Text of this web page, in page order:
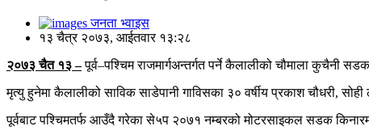
जनता भ्वाइस
१३ चैत्र २०७३, आईतवार १३:२८
२०७३ चैत १३ – पूर्व–पश्चिम राजमार्गअन्तर्गत पर्ने कैलालीको चौमाला कुचैनी
मृत्यु हुनेमा कैलालीको साविक साडेपानी गाविसका ३० वर्षीय प्रकाश चौधरी,
पूर्वबाट पश्चिमतर्फ आउँदै गरेका से५प २०७१ नम्बरको मोटरसाइकल सडक